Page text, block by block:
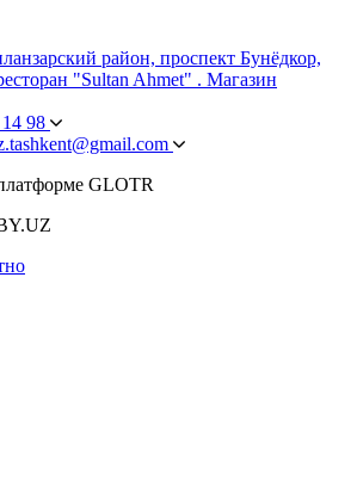
район, проспект Бунёдкор,
"Sultan Ahmet" . Магазин
98
GLOTR